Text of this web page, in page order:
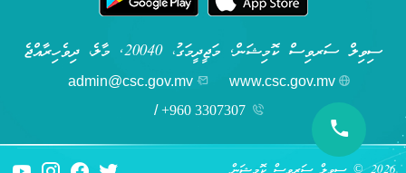
ސިވިލް ސަރވިސް ކޮމިޝަން, މަޖީދީމަގު، 20040, މާލެ، ދިވެހިރާއްޖެ
www.csc.gov.mv
admin@csc.gov.mv
+960 3307307
/